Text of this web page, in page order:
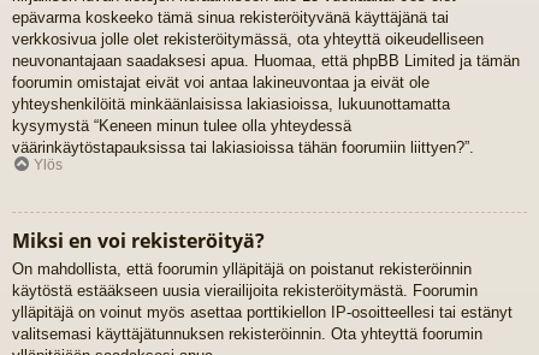
epävarma koskeeko tämä sinua rekisteröityvänä käyttäjänä tai
verkkosivua jolle olet rekisteröitymässä, ota yhteyttä oikeudelliseen
neuvonantajaan saadaksesi apua. Huomaa, että phpBB Limited ja tämän
foorumin omistajat eivät voi antaa lakineuvontaa ja eivät ole
yhteyshenkilöitä minkäänlaisissa lakiasioissa, lukuunottamatta
kysymystä “Keneen minun tulee olla yhteydessä
väärinkäytöstapauksissa tai lakiasioissa tähän foorumiin liittyen?”.
Ylös
Miksi en voi rekisteröityä?
On mahdollista, että foorumin ylläpitäjä on poistanut rekisteröinnin
käytöstä estääkseen uusia vierailijoita rekisteröitymästä. Foorumin
ylläpitäjä on voinut myös asettaa porttikiellon IP-osoitteellesi tai estänyt
valitsemasi käyttäjätunnuksen rekisteröinnin. Ota yhteyttä foorumin